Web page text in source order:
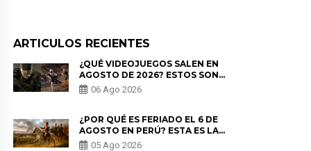
ARTICULOS RECIENTES
¿QUÉ VIDEOJUEGOS SALEN EN
AGOSTO DE 2026? ESTOS SON
LOS ESTRENOS MÁS ESPERADOS
06 Ago 2026
¿POR QUÉ ES FERIADO EL 6 DE
AGOSTO EN PERÚ? ESTA ES LA
HISTORIA
05 Ago 2026